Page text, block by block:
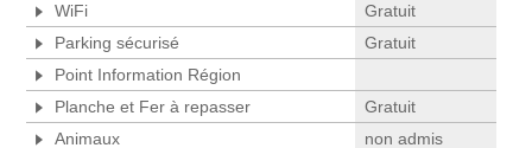
WiFi
Gratuit
Parking sécurisé
Gratuit
Point Information Région
Planche et Fer à repasser
Gratuit
Animaux
non admis